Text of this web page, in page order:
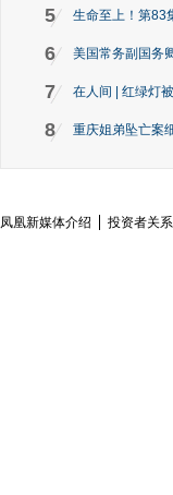
5 生命至上！第83
6 美国常务副国务
7 在人间 | 红绿灯
8 重庆姐弟坠亡案
凤凰新媒体介绍 投资者关